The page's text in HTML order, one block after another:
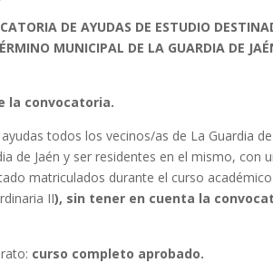
DE AYUDAS DE ESTUDIO
MUNICIPAL DE LA GUARDIA DE
la convocatoria.
todos los vecinos/as de La Guardia
de Jaén y ser residentes en el mismo, con
matriculados durante el curso
II), sin tener en cuenta la
curso completo aprobado.